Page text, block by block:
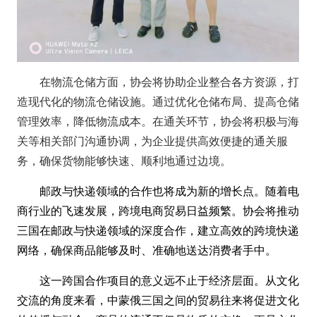
在物流仓储方面，协会将协助企业整合各方资源，打
造现代化的物流仓储设施。通过优化仓储布局、提高仓储
管理效率，降低物流成本。在通关环节，协会将积极与海
关等相关部门沟通协调，为企业提供高效便捷的通关服
务，确保货物能够快速、顺利地通过边境。
邮政与快递领域的合作也将成为新的增长点。随着电
商行业的飞速发展，跨境电商贸易日益频繁。协会将推动
三国在邮政与快递领域的深度合作，建立高效的跨境快递
网络，确保商品能够及时、准确地送达消费者手中。
这一跨国合作项目的意义远不止于经济层面。从文化
交流的角度来看，中蒙俄三国之间的贸易往来将促进文化